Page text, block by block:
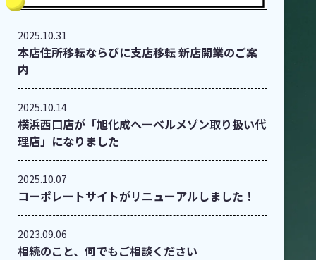
2025.10.31
本店住所移転ならびに支店移転 新店開業のご案
内
2025.10.14
横浜西口店が「旭化成ヘーベルメゾン取り扱い代
理店」になりました
2025.10.07
コーポレートサイトがリニューアルしました！
2023.09.06
相続のこと、何でもご相談ください